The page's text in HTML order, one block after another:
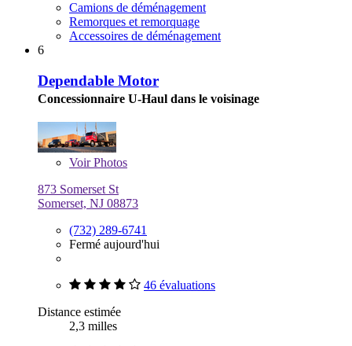
Camions de déménagement
Remorques et remorquage
Accessoires de déménagement
6
Dependable Motor
Concessionnaire U-Haul dans le voisinage
VoirPhotos
873 Somerset St
Somerset, NJ 08873
(732) 289-6741
Fermé aujourd'hui
46 évaluations
Distance estimée
2,3 milles